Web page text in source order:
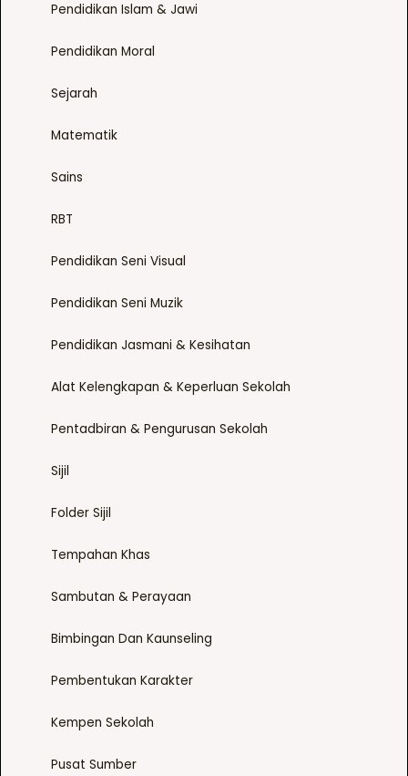
Pendidikan Islam & Jawi
Pendidikan Moral
Sejarah
Matematik
Sains
RBT
Pendidikan Seni Visual
Pendidikan Seni Muzik
Pendidikan Jasmani & Kesihatan
Alat Kelengkapan & Keperluan Sekolah
Pentadbiran & Pengurusan Sekolah
Sijil
Folder Sijil
Tempahan Khas
Sambutan & Perayaan
Bimbingan Dan Kaunseling
Pembentukan Karakter
Kempen Sekolah
Pusat Sumber